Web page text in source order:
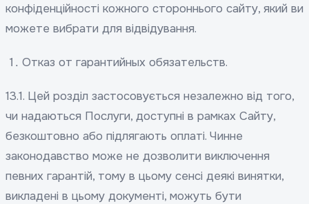
конфіденційності кожного стороннього сайту, який ви
можете вибрати для відвідування.
Отказ от гарантийных обязательств.
13.1. Цей розділ застосовується незалежно від того,
чи надаються Послуги, доступні в рамках Сайту,
безкоштовно або підлягають оплаті. Чинне
законодавство може не дозволити виключення
певних гарантій, тому в цьому сенсі деякі винятки,
викладені в цьому документі, можуть бути